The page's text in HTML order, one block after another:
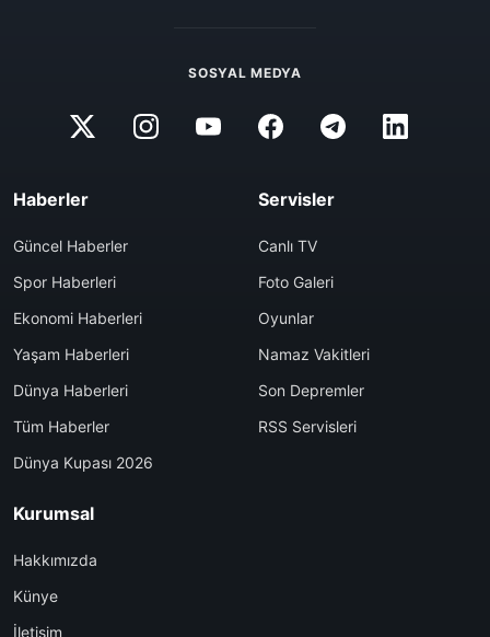
SOSYAL MEDYA
Haberler
Güncel Haberler
Spor Haberleri
Ekonomi Haberleri
Yaşam Haberleri
Dünya Haberleri
Tüm Haberler
Dünya Kupası 2026
Servisler
Canlı TV
Foto Galeri
Oyunlar
Namaz Vakitleri
Son Depremler
RSS Servisleri
Kurumsal
Hakkımızda
Künye
İletişim